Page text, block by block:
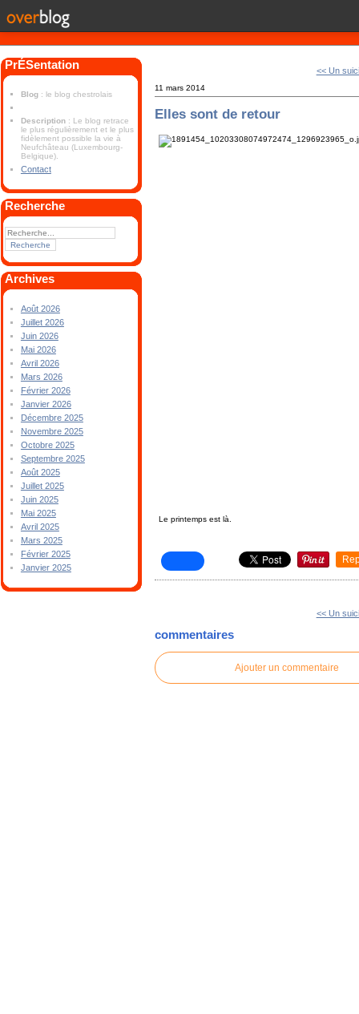
PrÉSentation
Blog : le blog chestrolais
Description : Le blog retrace
le plus régulièrement et le plus
fidèlement possible la vie à
Neufchâteau (Luxembourg-
Belgique).
Contact
Recherche
Archives
Août 2026
Juillet 2026
Juin 2026
Mai 2026
Avril 2026
Mars 2026
Février 2026
Janvier 2026
Décembre 2025
Novembre 2025
Octobre 2025
Septembre 2025
Août 2025
Juillet 2025
Juin 2025
Mai 2025
Avril 2025
Mars 2025
Février 2025
Janvier 2025
<< Un
11 mars 2014
Elles sont de retour
Le printemps est là.
<< Un
commentaires
Ajouter un commentaire